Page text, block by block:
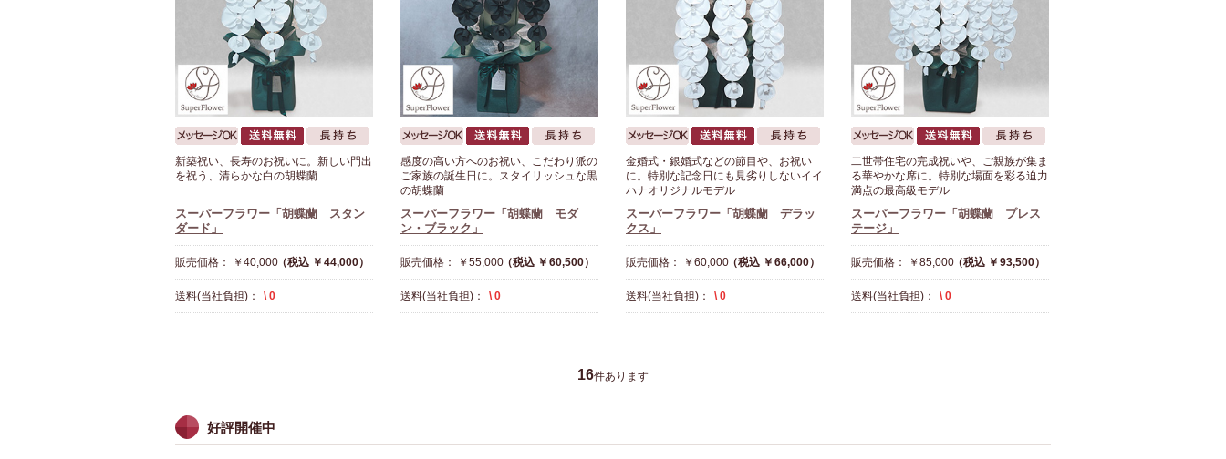
新築祝い、長寿のお祝いに。新しい門出
を祝う、清らかな白の胡蝶蘭
スーパーフラワー「胡蝶蘭 スタン
ダード」
販売価格： ￥40,000（税込 ￥44,000）
送料(当社負担)： \ 0
感度の高い方へのお祝い、こだわり派の
ご家族の誕生日に。スタイリッシュな黒
の胡蝶蘭
スーパーフラワー「胡蝶蘭 モダ
ン・ブラック」
販売価格： ￥55,000（税込 ￥60,500）
送料(当社負担)： \ 0
金婚式・銀婚式などの節目や、お祝い
に。特別な記念日にも見劣りしないイイ
ハナオリジナルモデル
スーパーフラワー「胡蝶蘭 デラッ
クス」
販売価格： ￥60,000（税込 ￥66,000）
送料(当社負担)： \ 0
二世帯住宅の完成祝いや、ご親族が集ま
る華やかな席に。特別な場面を彩る迫力
満点の最高級モデル
スーパーフラワー「胡蝶蘭 プレス
テージ」
販売価格： ￥85,000（税込 ￥93,500）
送料(当社負担)： \ 0
16件あります
好評開催中